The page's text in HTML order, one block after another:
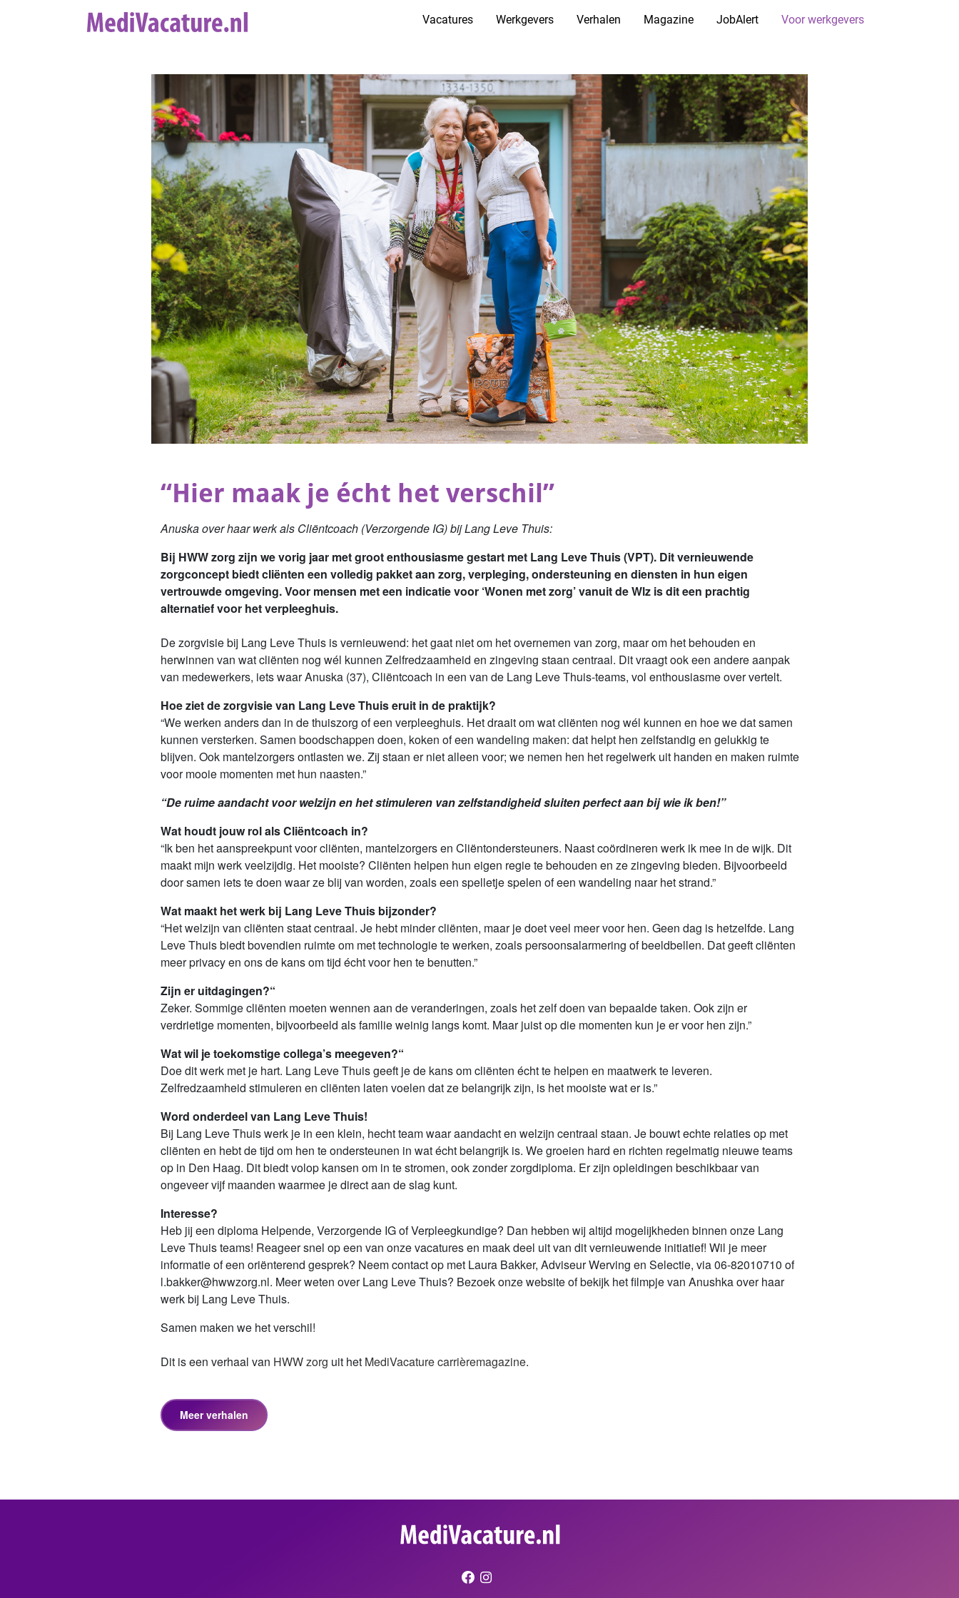
Vacatures Werkgevers Verhalen Magazine JobAlert Voor werkgevers
“Hier maak je écht het verschil”
Anuska over haar werk als Cliëntcoach (Verzorgende IG) bij Lang Leve Thuis:
Bij HWW zorg zijn we vorig jaar met groot enthousiasme gestart met Lang Leve Thuis (VPT). Dit vernieuwende
zorgconcept biedt cliënten een volledig pakket aan zorg, verpleging, ondersteuning en diensten in hun eigen
vertrouwde omgeving. Voor mensen met een indicatie voor ‘Wonen met zorg’ vanuit de Wlz is dit een prachtig
alternatief voor het verpleeghuis.
De zorgvisie bij Lang Leve Thuis is vernieuwend: het gaat niet om het overnemen van zorg, maar om het behouden en
herwinnen van wat cliënten nog wél kunnen Zelfredzaamheid en zingeving staan centraal. Dit vraagt ook een andere aanpak
van medewerkers, iets waar Anuska (37), Cliëntcoach in een van de Lang Leve Thuis-teams, vol enthousiasme over vertelt.
Hoe ziet de zorgvisie van Lang Leve Thuis eruit in de praktijk?
“We werken anders dan in de thuiszorg of een verpleeghuis. Het draait om wat cliënten nog wél kunnen en hoe we dat samen
kunnen versterken. Samen boodschappen doen, koken of een wandeling maken: dat helpt hen zelfstandig en gelukkig te
blijven. Ook mantelzorgers ontlasten we. Zij staan er niet alleen voor; we nemen hen het regelwerk uit handen en maken ruimte
voor mooie momenten met hun naasten.”
“De ruime aandacht voor welzijn en het stimuleren van zelfstandigheid sluiten perfect aan bij wie ik ben!”
Wat houdt jouw rol als Cliëntcoach in?
“Ik ben het aanspreekpunt voor cliënten, mantelzorgers en Cliëntondersteuners. Naast coördineren werk ik mee in de wijk. Dit
maakt mijn werk veelzijdig. Het mooiste? Cliënten helpen hun eigen regie te behouden en ze zingeving bieden. Bijvoorbeeld
door samen iets te doen waar ze blij van worden, zoals een spelletje spelen of een wandeling naar het strand.”
Wat maakt het werk bij Lang Leve Thuis bijzonder?
“Het welzijn van cliënten staat centraal. Je hebt minder cliënten, maar je doet veel meer voor hen. Geen dag is hetzelfde. Lang
Leve Thuis biedt bovendien ruimte om met technologie te werken, zoals persoonsalarmering of beeldbellen. Dat geeft cliënten
meer privacy en ons de kans om tijd écht voor hen te benutten.”
Zijn er uitdagingen?“
Zeker. Sommige cliënten moeten wennen aan de veranderingen, zoals het zelf doen van bepaalde taken. Ook zijn er
verdrietige momenten, bijvoorbeeld als familie weinig langs komt. Maar juist op die momenten kun je er voor hen zijn.”
Wat wil je toekomstige collega’s meegeven?“
Doe dit werk met je hart. Lang Leve Thuis geeft je de kans om cliënten écht te helpen en maatwerk te leveren.
Zelfredzaamheid stimuleren en cliënten laten voelen dat ze belangrijk zijn, is het mooiste wat er is.”
Word onderdeel van Lang Leve Thuis!
Bij Lang Leve Thuis werk je in een klein, hecht team waar aandacht en welzijn centraal staan. Je bouwt echte relaties op met
cliënten en hebt de tijd om hen te ondersteunen in wat écht belangrijk is. We groeien hard en richten regelmatig nieuwe teams
op in Den Haag. Dit biedt volop kansen om in te stromen, ook zonder zorgdiploma. Er zijn opleidingen beschikbaar van
ongeveer vijf maanden waarmee je direct aan de slag kunt.
Interesse?
Heb jij een diploma Helpende, Verzorgende IG of Verpleegkundige? Dan hebben wij altijd mogelijkheden binnen onze Lang
Leve Thuis teams! Reageer snel op een van onze vacatures en maak deel uit van dit vernieuwende initiatief! Wil je meer
informatie of een oriënterend gesprek? Neem contact op met Laura Bakker, Adviseur Werving en Selectie, via 06-82010710 of
l.bakker@hwwzorg.nl. Meer weten over Lang Leve Thuis? Bezoek onze website of bekijk het filmpje van Anushka over haar
werk bij Lang Leve Thuis.
Samen maken we het verschil!
Dit is een verhaal van HWW zorg uit het MediVacature carrièremagazine.